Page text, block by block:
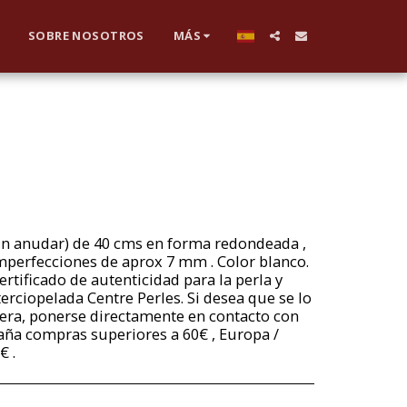
SOBRE NOSOTROS MÁS
anudar) de 40 cms en forma redondeada ,
de aprox 7 mm . Color blanco.
de autenticidad para la perla y
Centre Perles. Si desea que se lo
ponerse directamente en contacto con
compras superiores a 60€ , Europa /
.